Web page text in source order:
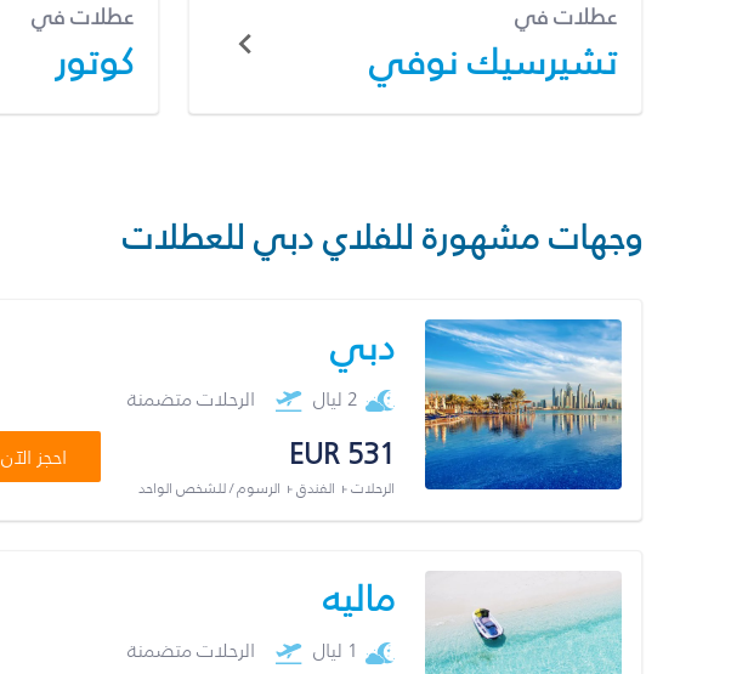
عطلات في
تشيرسيك نوفي
عطلات في
كوتور
وجهات مشهورة للفلاي دبي للعطلات
دبي
2 ليال الرحلات متضمنة
EUR 531
الرحلات + الفندق + الرسوم / للشخص الواحد
احجز الآن
ماليه
1 ليال الرحلات متضمنة